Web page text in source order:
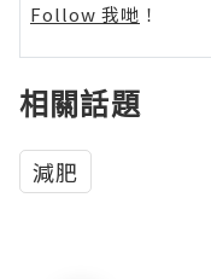
Follow 我哋 ！
相關話題
減肥